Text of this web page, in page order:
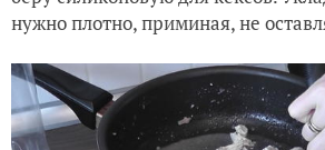
нужно плотно, приминая, не